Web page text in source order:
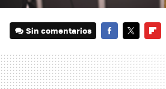
Sin comentarios